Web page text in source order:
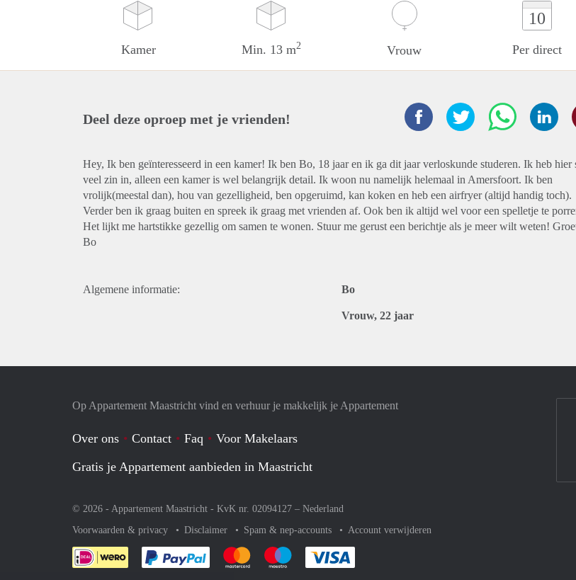
Kamer Min. 13 m2 Vrouw
10
Per direct
Deel deze oproep met je vrienden!
Hey, Ik ben geïnteresseerd in een kamer! Ik ben Bo, 18 jaar en ik ga dit jaar verloskunde studeren. Ik heb hier
veel zin in, alleen een kamer is wel belangrijk detail. Ik woon nu namelijk helemaal in Amersfoort. Ik ben
vrolijk(meestal dan), hou van gezelligheid, ben opgeruimd, kan koken en heb een airfryer (altijd handig toch).
Verder ben ik graag buiten en spreek ik graag met vrienden af. Ook ben ik altijd wel voor een spelletje te
Het lijkt me hartstikke gezellig om samen te wonen. Stuur me gerust een berichtje als je meer wilt weten!
Bo
Algemene informatie: Bo
Vrouw, 22 jaar
Op Appartement Maastricht vind en verhuur je makkelijk je Appartement
Over ons Contact Faq
Voor Makelaars
Gratis je Appartement aanbieden in Maastricht
© 2026 - Appartement Maastricht - KvK nr. 02094127 – Nederland
Voorwaarden & privacy
Disclaimer Spam & nep-accounts Account verwijderen
Je rekent gemakkelijk af met Paypal
Je rekent gemakkelijk af met Mastercard
Je rekent gemakkelijk af met Meastro